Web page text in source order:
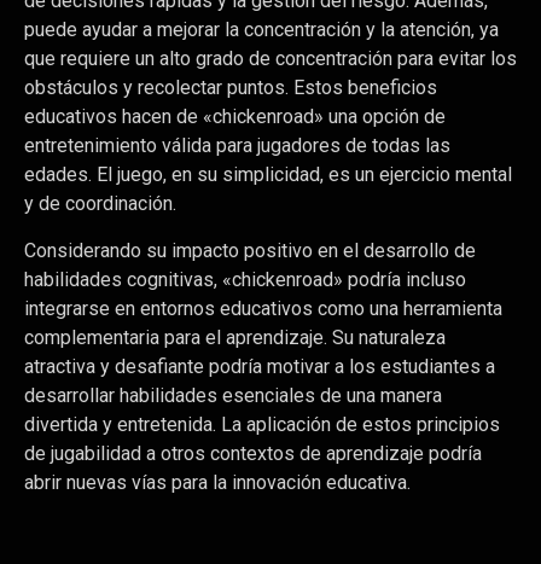
puede ayudar a mejorar la concentración y la atención, ya
que requiere un alto grado de concentración para evitar los
obstáculos y recolectar puntos. Estos beneficios
educativos hacen de «chickenroad» una opción de
entretenimiento válida para jugadores de todas las
edades. El juego, en su simplicidad, es un ejercicio mental
y de coordinación.
Considerando su impacto positivo en el desarrollo de
habilidades cognitivas, «chickenroad» podría incluso
integrarse en entornos educativos como una herramienta
complementaria para el aprendizaje. Su naturaleza
atractiva y desafiante podría motivar a los estudiantes a
desarrollar habilidades esenciales de una manera
divertida y entretenida. La aplicación de estos principios
de jugabilidad a otros contextos de aprendizaje podría
abrir nuevas vías para la innovación educativa.